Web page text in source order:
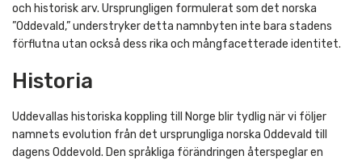
och historisk arv. Ursprungligen formulerat som det norska
”Oddevald,” understryker detta namnbyten inte bara stadens
förflutna utan också dess rika och mångfacetterade identitet.
Historia
Uddevallas historiska koppling till Norge blir tydlig när vi följer
namnets evolution från det ursprungliga norska Oddevald till
dagens Oddevold. Den språkliga förändringen återspeglar en